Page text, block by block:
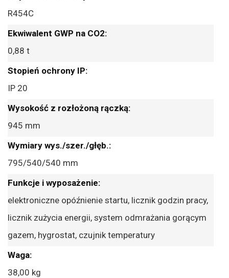
R454C
0,88 t
IP 20
945 mm
795/540/540 mm
elektroniczne opóźnienie startu, licznik godzin pracy,
licznik zużycia energii, system odmrażania gorącym
gazem, hygrostat, czujnik temperatury
38,00 kg